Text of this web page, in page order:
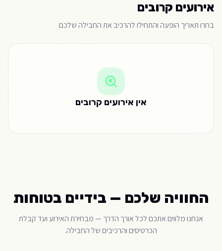
אירועים קרובים
בחרו תאריך הופעה והתחילו להרכיב את החבילה שלכם
אין אירועים קרובים
החוויה שלכם — בידיים בטוחות
אנחנו מלווים אתכם לכל אורך הדרך — מבחירת האירוע ועד קבלת
הכרטיסים והרכיבים של החבילה.